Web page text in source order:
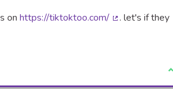
on https://tiktoktoo.com/
. let's if they